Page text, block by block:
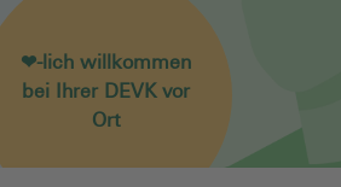
❤-lich willkommen
bei Ihrer DEVK vor
Ort